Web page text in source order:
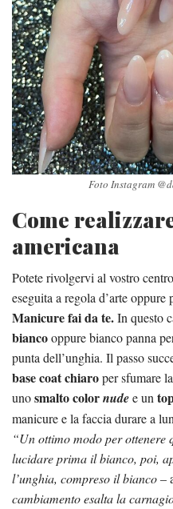
Foto Instagram
Come
americana
Potete rivolgervi al vostro
eseguita a regola d’arte oppure
Manicure fai da te.In questo
biancooppure bianco panna
punta dell’unghia. Il passo
base coat chiaroper sfumare
unosmalto colornudee un
manicure e la faccia durare a
“Un ottimo modo per ottenere
lucidare prima il bianco, poi,
l’unghia, compreso il bianco–
cambiamento esalta la